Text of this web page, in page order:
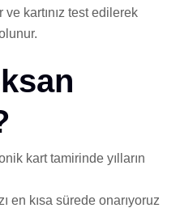
kartınız test edilerek
kart tamirinde yılların
en kısa sürede onarıyoruz